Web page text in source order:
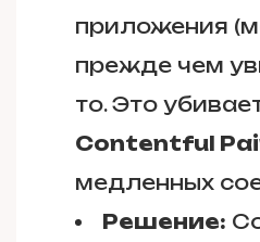
приложения
прежде чем
то. Это
Contentful
медленных
Решение: